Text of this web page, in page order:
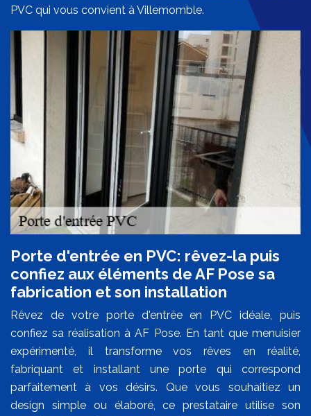
PVC qui vous convient à Villemomble.
Porte d'entrée en PVC: rêvez-la puis
confiez aux éléments de AF Pose sa
fabrication et son installation
Rêvez de votre porte d'entrée en PVC idéale, puis
confiez sa réalisation à AF Pose. En tant que menuisier
expérimenté, il transforme vos rêves en réalité,
fabriquant et installant une porte qui correspond
parfaitement à vos désirs. Que vous souhaitiez un
design simple ou élaboré, ce prestataire utilise son